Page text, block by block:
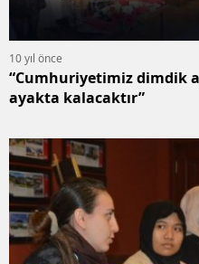
10 yıl önce
“Cumhuriyetimiz dimdik
ayakta kalacaktır”